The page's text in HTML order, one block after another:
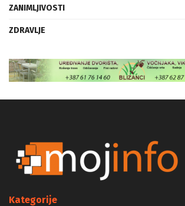
ZANIMLJIVOSTI
ZDRAVLJE
Kategorije